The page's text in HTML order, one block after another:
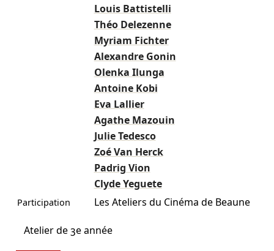
Louis Battistelli
Théo Delezenne
Myriam Fichter
Alexandre Gonin
Olenka Ilunga
Antoine Kobi
Eva Lallier
Agathe Mazouin
Julie Tedesco
Zoé Van Herck
Padrig Vion
Clyde Yeguete
Participation Les Ateliers du Cinéma de Beaune
Atelier de 3e année